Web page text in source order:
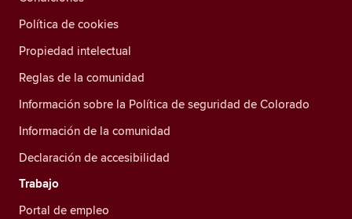
Política de cookies
Propiedad intelectual
Reglas de la comunidad
Información sobre la Política de seguridad de Colorado
Información de la comunidad
Declaración de accesibilidad
Trabajo
Portal de empleo